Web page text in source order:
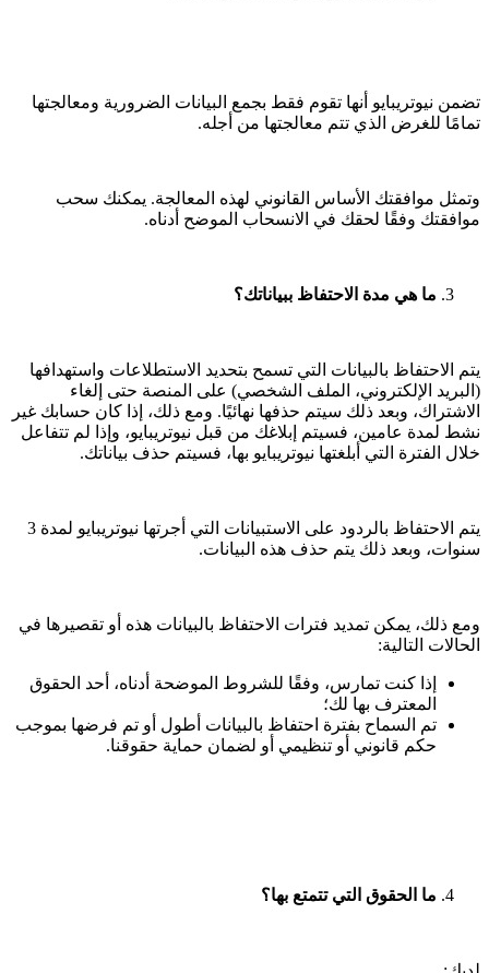
تضمن نيوتريبايو أنها تقوم فقط بجمع البيانات الضرورية ومعالجتها
تمامًا للغرض الذي تتم معالجتها من أجله.
وتمثل موافقتك الأساس القانوني لهذه المعالجة. يمكنك سحب
موافقتك وفقًا لحقك في الانسحاب الموضح أدناه.
ما هي مدة الاحتفاظ ببياناتك؟
يتم الاحتفاظ بالبيانات التي تسمح بتحديد الاستطلاعات واستهدافها
(البريد الإلكتروني، الملف الشخصي) على المنصة حتى إلغاء
الاشتراك، وبعد ذلك سيتم حذفها نهائيًا. ومع ذلك، إذا كان حسابك غير
نشط لمدة عامين، فسيتم إبلاغك من قبل نيوتريبايو، وإذا لم تتفاعل
خلال الفترة التي أبلغتها نيوتريبايو بها، فسيتم حذف بياناتك.
يتم الاحتفاظ بالردود على الاستبيانات التي أجرتها نيوتريبايو لمدة 3
سنوات، وبعد ذلك يتم حذف هذه البيانات.
ومع ذلك، يمكن تمديد فترات الاحتفاظ بالبيانات هذه أو تقصيرها في
الحالات التالية:
إذا كنت تمارس، وفقًا للشروط الموضحة أدناه، أحد الحقوق
المعترف بها لك؛
تم السماح بفترة احتفاظ بالبيانات أطول أو تم فرضها بموجب
حكم قانوني أو تنظيمي أو لضمان حماية حقوقنا.
ما الحقوق التي تتمتع بها؟